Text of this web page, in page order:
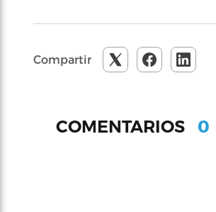
Compartir
COMENTARIOS 0